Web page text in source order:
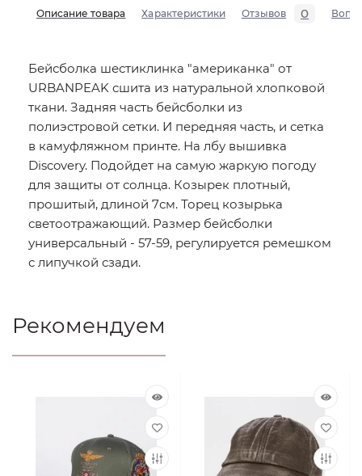
Описание товара Характеристики Отзывов 0
Бейсболка шестиклинка "американка" от
URBANPEAK сшита из натуральной хлопковой
ткани. Задняя часть бейсболки из
полиэстровой сетки. И передняя часть, и сетка
в камуфляжном принте. На лбу вышивка
Discovery. Подойдет на самую жаркую погоду
для защиты от солнца. Козырек плотный,
прошитый, длиной 7см. Торец козырька
светоотражающий. Размер бейсболки
универсальный - 57-59, регулируется ремешком
с липучкой сзади.
Рекомендуем